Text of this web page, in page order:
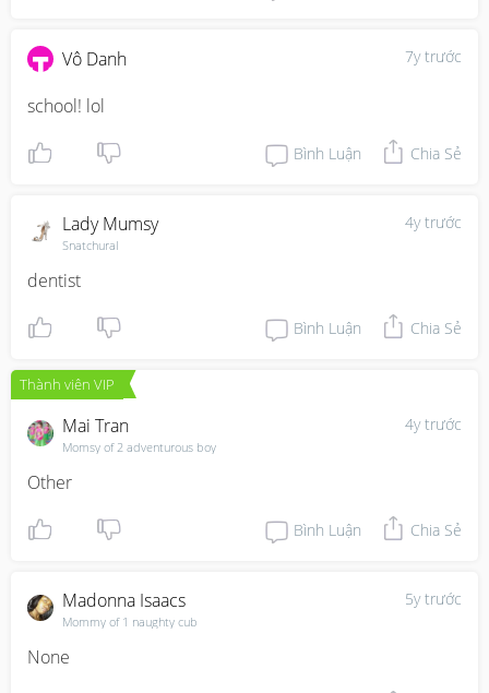
7y trước
Vô Danh
school! lol
Bình Luận Chia Sẻ
4y trước
Lady Mumsy
Snatchural
dentist
Bình Luận Chia Sẻ
Thành viên VIP
4y trước
Mai Tran
Momsy of 2 adventurous boy
Other
Bình Luận Chia Sẻ
5y trước
Madonna Isaacs
Mommy of 1 naughty cub
None